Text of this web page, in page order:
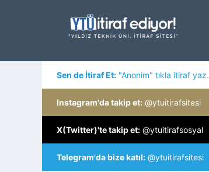
Sen de İtiraf Et: "Anonim" tıkla itiraf yaz.
Instagram'da takip et: @ytuitirafsitesi
X(Twitter)'te takip et: @ytuitirafsosyal
Telegram'da bize katıl: @ytuitirafsitesi